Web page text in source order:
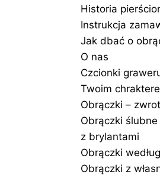
Historia
Instrukcja
Jak dbać o
O nas
Czcionki
Twoim
Obrączki –
Obrączki
z brylantami
Obrączki
Obrączki z